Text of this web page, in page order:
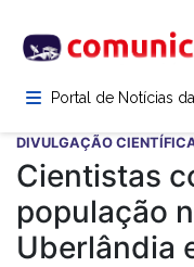
para
conteúdoPortal de Notícias
DIVULGAÇÃO
Cientistas
população
Uberlândia